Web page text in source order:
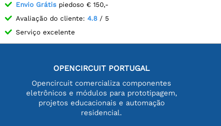
Envio Grátis piedoso € 150,-
Avaliação do cliente: 4.8 / 5
Serviço excelente
OPENCIRCUIT PORTUGAL
Opencircuit comercializa componentes
eletrônicos e módulos para prototipagem,
projetos educacionais e automação
residencial.